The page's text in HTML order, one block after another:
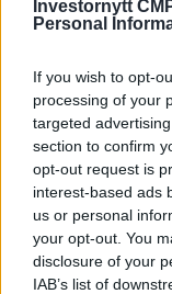
Investornytt
Personal
If you wish to opt-
processing of your
targeted
section to confirm
opt-out request is
interest-based ads
us or personal
your opt-out. You
disclosure of your
IAB’s list of
ANNONSE
Bergen
drukner i
årets
våteste
døgn
i